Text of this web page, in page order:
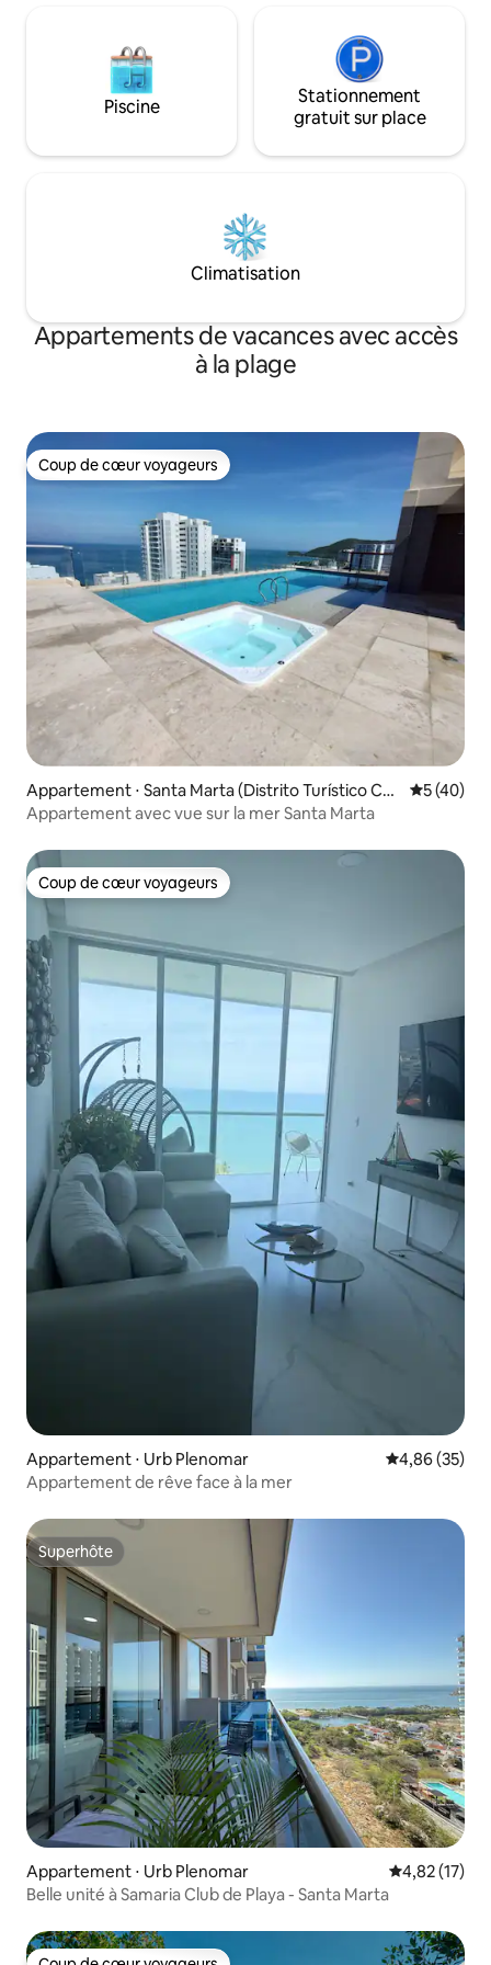
Piscine
Stationnement
gratuit sur place
Climatisation
Appartements de vacances avec accès
à la plage
Coup de cœur voyageurs
Coup de cœur voyageurs
Appartement ⋅ Santa Marta (Distrito Turístico Cul
tural E Histórico)
5 (40)
Appartement avec vue sur la mer Santa Marta
Coup de cœur voyageurs
Coup de cœur voyageurs
Appartement ⋅ Urb Plenomar Évaluation
4,86 (35)
Appartement de rêve face à la mer
Superhôte
Superhôte
Appartement ⋅ Urb Plenomar Évaluation
4,82 (17)
Belle unité à Samaria Club de Playa - Santa Marta